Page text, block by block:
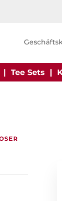
| Tee Sets |